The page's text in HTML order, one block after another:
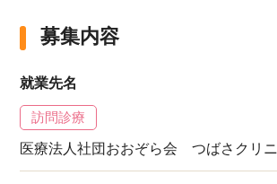
募集内容
就業先名
訪問診療
医療法人社団おおぞら会 つばさクリ